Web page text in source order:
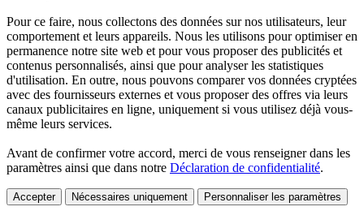
Pour ce faire, nous collectons des données sur nos utilisateurs, leur
comportement et leurs appareils. Nous les utilisons pour optimiser en
permanence notre site web et pour vous proposer des publicités et
contenus personnalisés, ainsi que pour analyser les statistiques
d'utilisation. En outre, nous pouvons comparer vos données cryptées
avec des fournisseurs externes et vous proposer des offres via leurs
canaux publicitaires en ligne, uniquement si vous utilisez déjà vous-
même leurs services.
Avant de confirmer votre accord, merci de vous renseigner dans les
paramètres ainsi que dans notre Déclaration de confidentialité.
Accepter Nécessaires uniquement Personnaliser les paramètres